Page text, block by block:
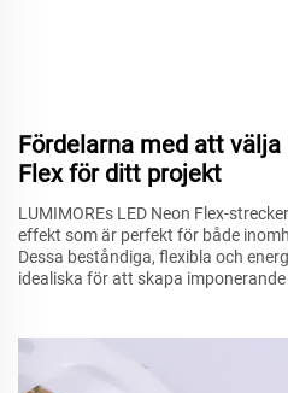
Fördelarna med att välja
Flex för ditt projekt
LUMIMOREs LED Neon Flex-
effekt som är perfekt för både
Dessa beståndiga, flexibla och
idealiska för att skapa